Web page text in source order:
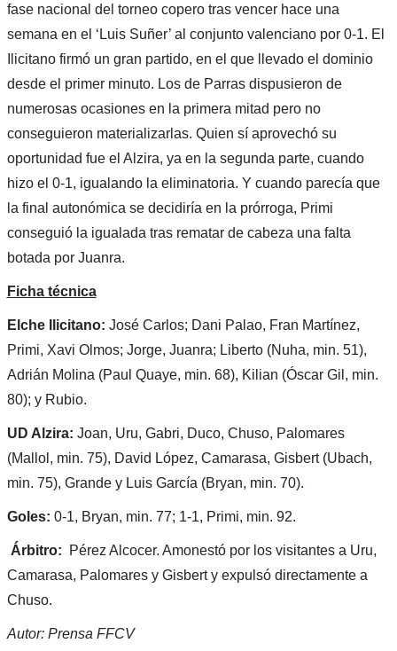
fase nacional del torneo copero tras vencer hace una
semana en el ‘Luis Suñer’ al conjunto valenciano por 0-1. El
Ilicitano firmó un gran partido, en el que llevado el dominio
desde el primer minuto. Los de Parras dispusieron de
numerosas ocasiones en la primera mitad pero no
conseguieron materializarlas. Quien sí aprovechó su
oportunidad fue el Alzira, ya en la segunda parte, cuando
hizo el 0-1, igualando la eliminatoria. Y cuando parecía que
la final autonómica se decidiría en la prórroga, Primi
conseguió la igualada tras rematar de cabeza una falta
botada por Juanra.
Ficha técnica
Elche Ilicitano: José Carlos; Dani Palao, Fran Martínez,
Primi, Xavi Olmos; Jorge, Juanra; Liberto (Nuha, min. 51),
Adrián Molina (Paul Quaye, min. 68), Kilian (Óscar Gil, min.
80); y Rubio.
UD Alzira: Joan, Uru, Gabri, Duco, Chuso, Palomares
(Mallol, min. 75), David López, Camarasa, Gisbert (Ubach,
min. 75), Grande y Luis García (Bryan, min. 70).
Goles: 0-1, Bryan, min. 77; 1-1, Primi, min. 92.
Árbitro:
Pérez Alcocer. Amonestó por los visitantes a Uru,
Camarasa, Palomares y Gisbert y expulsó directamente a
Chuso.
Autor: Prensa FFCV